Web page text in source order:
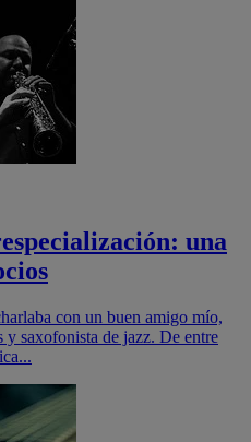
una
con un buen amigo mío,
y saxofonista de jazz. De entre